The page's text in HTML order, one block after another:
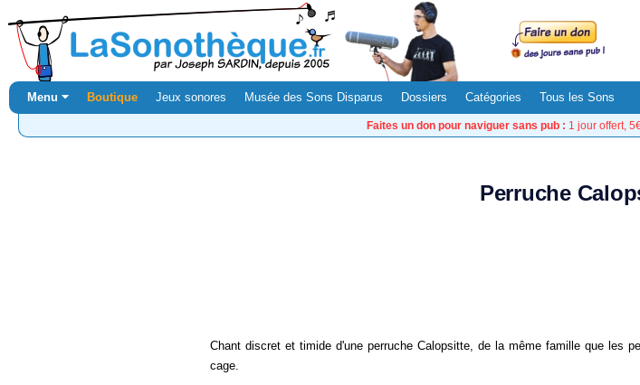
Menu ⏷ Boutique Jeux sonores Musée des Sons Disparus Dossiers Catégories Tous les Sons
Faites un don pour naviguer sans pub : 1 jour offert,
Perruche
Chant discret et timide d'une perruche Calopsitte, de la même famille que les
cage.